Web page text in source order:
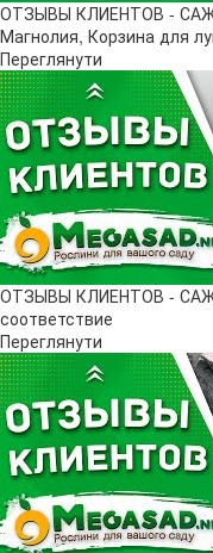
ОТЗЫВЫ КЛИЕНТОВ -
Магнолия, Корзина для
Переглянути
ОТЗЫВЫ КЛИЕНТОВ -
соответствие
Переглянути